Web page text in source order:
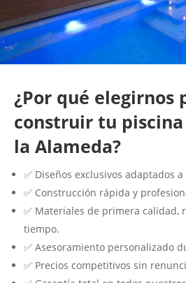
¿Por qué elegirnos
construir tu piscina
la Alameda?
✅ Diseños exclusivos adaptados
✅ Construcción rápida y
✅ Materiales de primera calidad,
tiempo.
✅ Asesoramiento personalizado
✅ Precios competitivos sin